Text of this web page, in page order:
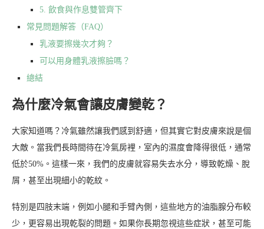
5. 飲食與作息雙管齊下
常見問題解答（FAQ）
乳液要擦幾次才夠？
可以用身體乳液擦臉嗎？
總結
為什麼冷氣會讓皮膚變乾？
大家知道嗎？冷氣雖然讓我們感到舒適，但其實它對皮膚來說是個
大敵。當我們長時間待在冷氣房裡，室內的濕度會降得很低，通常
低於50%。這樣一來，我們的皮膚就容易失去水分，導致乾燥、脫
屑，甚至出現細小的乾紋。
特別是四肢末端，例如小腿和手臂內側，這些地方的油脂腺分布較
少，更容易出現乾裂的問題。如果你長期忽視這些症狀，甚至可能